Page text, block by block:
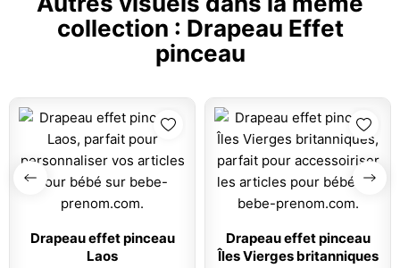
collection : Drapeau Effet
pinceau
Drapeau effet pinceau
Laos
Drapeau effet pinceau
Îles Vierges britanniques